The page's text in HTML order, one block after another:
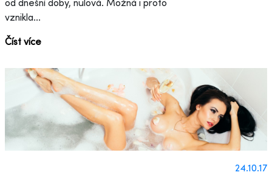
vznikla...
Číst více
24.10.17